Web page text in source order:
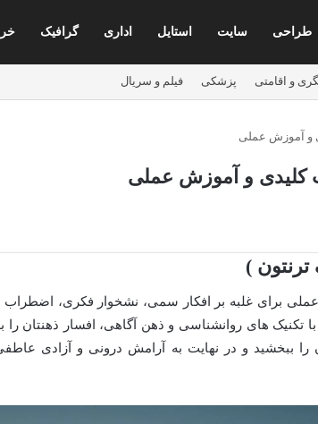
طراحی سایت استایل اداری گرافیک
و اقامتی پزشکی فیلم و سریال
و آموزش عملی
کلیدی و آموزش عملی
)
برای غلبه بر افکار سمی، نشخوار فکری، اضطراب
های روانشناسی و ذهن آگاهی، افسار ذهنتان را
را ببخشید و در نهایت به آرامش درونی و آزادی